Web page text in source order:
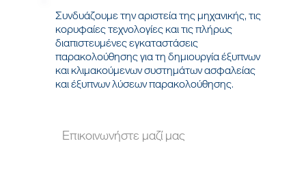
Συνδυάζουμε την αριστεία της μηχανικής, τις
κορυφαίες τεχνολογίες και τις πλήρως
διαπιστευμένες εγκαταστάσεις
παρακολούθησης για τη δημιουργία έξυπνων
και κλιμακούμενων συστημάτων ασφαλείας
και έξυπνων λύσεων παρακολούθησης.
Επικοινωνήστε μαζί μας